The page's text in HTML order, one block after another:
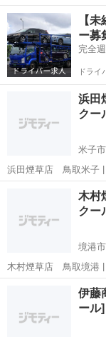
市川端２丁目１０７ 電話番号：0857-23-4026 この投稿は鳥取のその他
の教育、スクール等の教室の情報です
報...
鳥取 鳥取市 そ
【
ー募
完全
ドライ
浜田
クー
米子市
浜田煙草店 鳥取米子 | その他 [
博労町２丁目２ 電話番号：0859-33-1936 この投稿は米子のその他の教
育、スクール等の教室の情報です。 この
そ
木村
クー
境港市
木村煙草店 鳥取境港 | その他 [
小篠津町８６５−１ 電話番号：0859-45-1208 この投稿は境港のその他
の教育、スクール等の教室の情報で
そ
伊藤
ール]